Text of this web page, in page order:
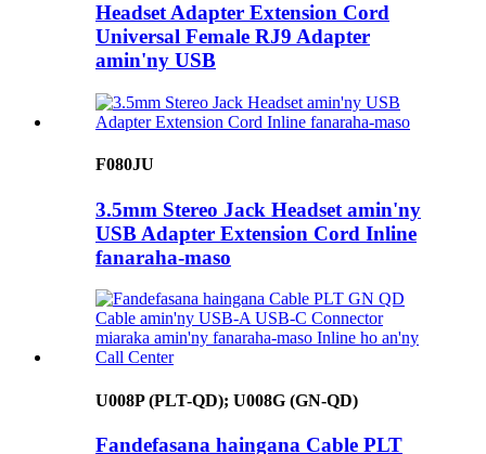
Headset Adapter Extension Cord
Universal Female RJ9 Adapter
amin'ny USB
F080JU
3.5mm Stereo Jack Headset amin'ny
USB Adapter Extension Cord Inline
fanaraha-maso
U008P (PLT-QD); U008G (GN-QD)
Fandefasana haingana Cable PLT